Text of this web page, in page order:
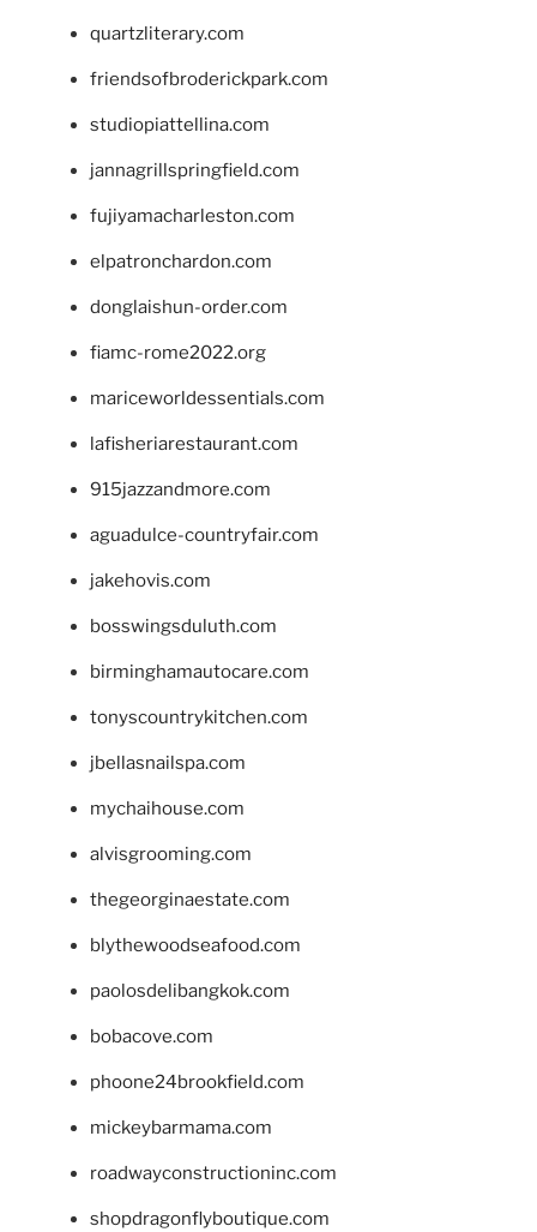
quartzliterary.com
friendsofbroderickpark.com
studiopiattellina.com
jannagrillspringfield.com
fujiyamacharleston.com
elpatronchardon.com
donglaishun-order.com
fiamc-rome2022.org
mariceworldessentials.com
lafisheriarestaurant.com
915jazzandmore.com
aguadulce-countryfair.com
jakehovis.com
bosswingsduluth.com
birminghamautocare.com
tonyscountrykitchen.com
jbellasnailspa.com
mychaihouse.com
alvisgrooming.com
thegeorginaestate.com
blythewoodseafood.com
paolosdelibangkok.com
bobacove.com
phoone24brookfield.com
mickeybarmama.com
roadwayconstructioninc.com
shopdragonflyboutique.com